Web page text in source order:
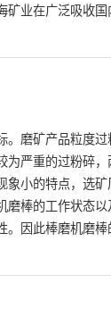
矿业在广泛吸收
。磨矿产品粒度
为严重的过粉碎
小的特点，选矿
磨棒的工作状态
。因此棒磨机磨